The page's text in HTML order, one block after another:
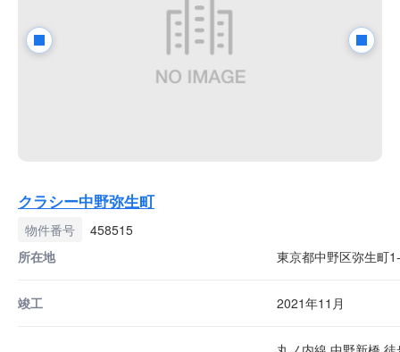
クラシー中野弥生町
物件番号
458515
所在地
東京都中野区弥生町
竣工 2021年11月